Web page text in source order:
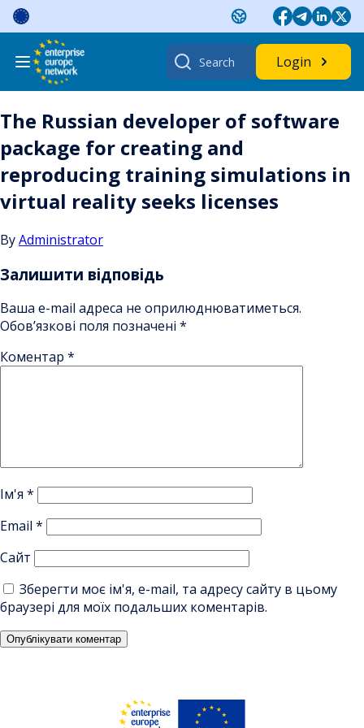
Skip
content
Search
for:
Login
The Russian developer of software
package for creating and
reproducing training simulations in
virtual reality seeks licenses
ByAdministrator
Залишити відповідь
Ваша e-mail адреса не оприлюднюватиметься.
Обов’язкові поля позначені *
Коментар *
Ім'я *
Email *
Сайт
Зберегти моє ім'я, e-mail, та адресу сайту в цьому
браузері для моїх подальших коментарів.